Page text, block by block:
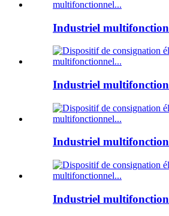
Industriel
Industriel
Industriel
Industriel